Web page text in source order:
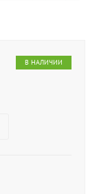
В НАЛИЧИИ